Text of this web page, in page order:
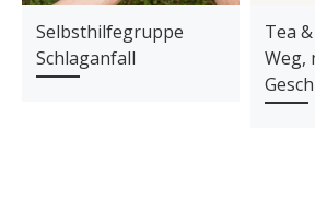
Selbsthilfegruppe
Schlaganfall
Tea
Weg,